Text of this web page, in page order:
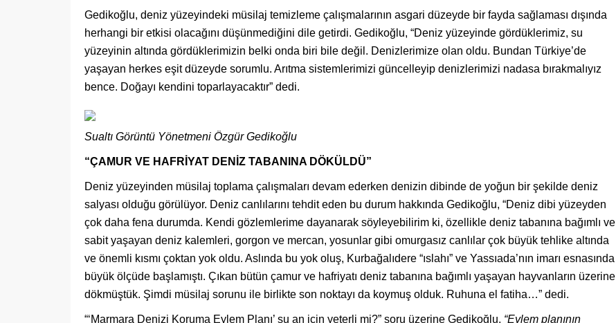
Gedikoğlu, deniz yüzeyindeki müsilaj temizleme çalışmalarının asgari düzeyde bir fayda sağlaması dışında
herhangi bir etkisi olacağını düşünmediğini dile getirdi. Gedikoğlu, “Deniz yüzeyinde gördüklerimiz, su
yüzeyinin altında gördüklerimizin belki onda biri bile değil. Denizlerimize olan oldu. Bundan Türkiye’de
yaşayan herkes eşit düzeyde sorumlu. Arıtma sistemlerimizi güncelleyip denizlerimizi nadasa bırakmalıyız
bence. Doğayı kendini toparlayacaktır” dedi.
Sualtı Görüntü Yönetmeni Özgür Gedikoğlu
“ÇAMUR VE HAFRİYAT DENİZ TABANINA DÖKÜLDÜ”
Deniz yüzeyinden müsilaj toplama çalışmaları devam ederken denizin dibinde de yoğun bir şekilde deniz
salyası olduğu görülüyor. Deniz canlılarını tehdit eden bu durum hakkında Gedikoğlu, “Deniz dibi yüzeyden
çok daha fena durumda. Kendi gözlemlerime dayanarak söyleyebilirim ki, özellikle deniz tabanına bağımlı ve
sabit yaşayan deniz kalemleri, gorgon ve mercan, yosunlar gibi omurgasız canlılar çok büyük tehlike altında
ve önemli kısmı çoktan yok oldu. Aslında bu yok oluş, Kurbağalıdere “ıslahı” ve Yassıada’nın imarı esnasında
büyük ölçüde başlamıştı. Çıkan bütün çamur ve hafriyatı deniz tabanına bağımlı yaşayan hayvanların üzerine
dökmüştük. Şimdi müsilaj sorunu ile birlikte son noktayı da koymuş olduk. Ruhuna el fatiha…” dedi.
“‘Marmara Denizi Koruma Eylem Planı’ şu an için yeterli mi?” soru üzerine Gedikoğlu, “Eylem planının